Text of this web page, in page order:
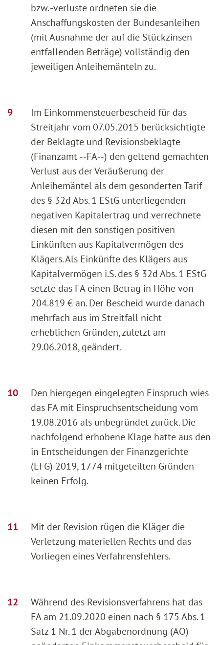
bzw. -verluste ordneten sie die
Anschaffungskosten der Bundesanleihen
(mit Ausnahme der auf die Stückzinsen
entfallenden Beträge) vollständig den
jeweiligen Anleihemänteln zu.
Im Einkommensteuerbescheid für das
Streitjahr vom 07.05.2015 berücksichtigte
der Beklagte und Revisionsbeklagte
(Finanzamt ‑‑FA‑‑) den geltend gemachten
Verlust aus der Veräußerung der
Anleihemäntel als dem gesonderten Tarif
des § 32d Abs. 1 EStG unterliegenden
negativen Kapitalertrag und verrechnete
diesen mit den sonstigen positiven
Einkünften aus Kapitalvermögen des
Klägers. Als Einkünfte des Klägers aus
Kapitalvermögen i.S. des § 32d Abs. 1 EStG
setzte das FA einen Betrag in Höhe von
204.819 € an. Der Bescheid wurde danach
mehrfach aus im Streitfall nicht
erheblichen Gründen, zuletzt am
29.06.2018, geändert.
Den hiergegen eingelegten Einspruch wies
das FA mit Einspruchsentscheidung vom
19.08.2016 als unbegründet zurück. Die
nachfolgend erhobene Klage hatte aus den
in Entscheidungen der Finanzgerichte
(EFG) 2019, 1774 mitgeteilten Gründen
keinen Erfolg.
Mit der Revision rügen die Kläger die
Verletzung materiellen Rechts und das
Vorliegen eines Verfahrensfehlers.
Während des Revisionsverfahrens hat das
FA am 21.09.2020 einen nach § 175 Abs. 1
Satz 1 Nr. 1 der Abgabenordnung (AO)